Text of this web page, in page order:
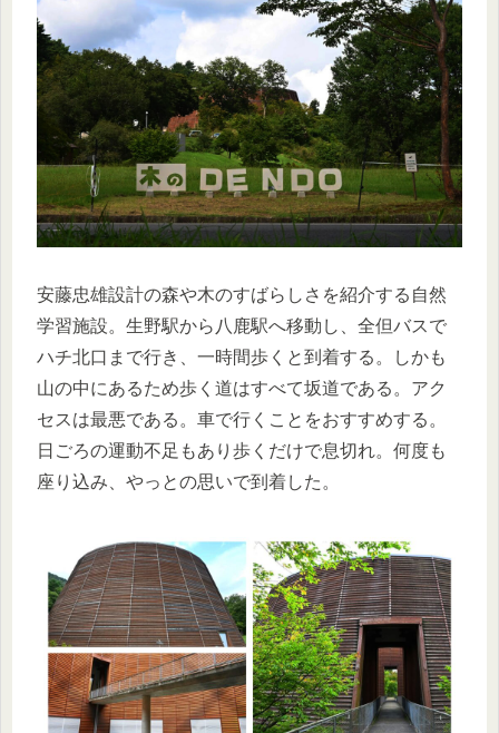
安藤忠雄設計の森や木のすばらしさを紹介する自然
学習施設。生野駅から八鹿駅へ移動し、全但バスで
ハチ北口まで行き、一時間歩くと到着する。しかも
山の中にあるため歩く道はすべて坂道である。アク
セスは最悪である。車で行くことをおすすめする。
日ごろの運動不足もあり歩くだけで息切れ。何度も
座り込み、やっとの思いで到着した。